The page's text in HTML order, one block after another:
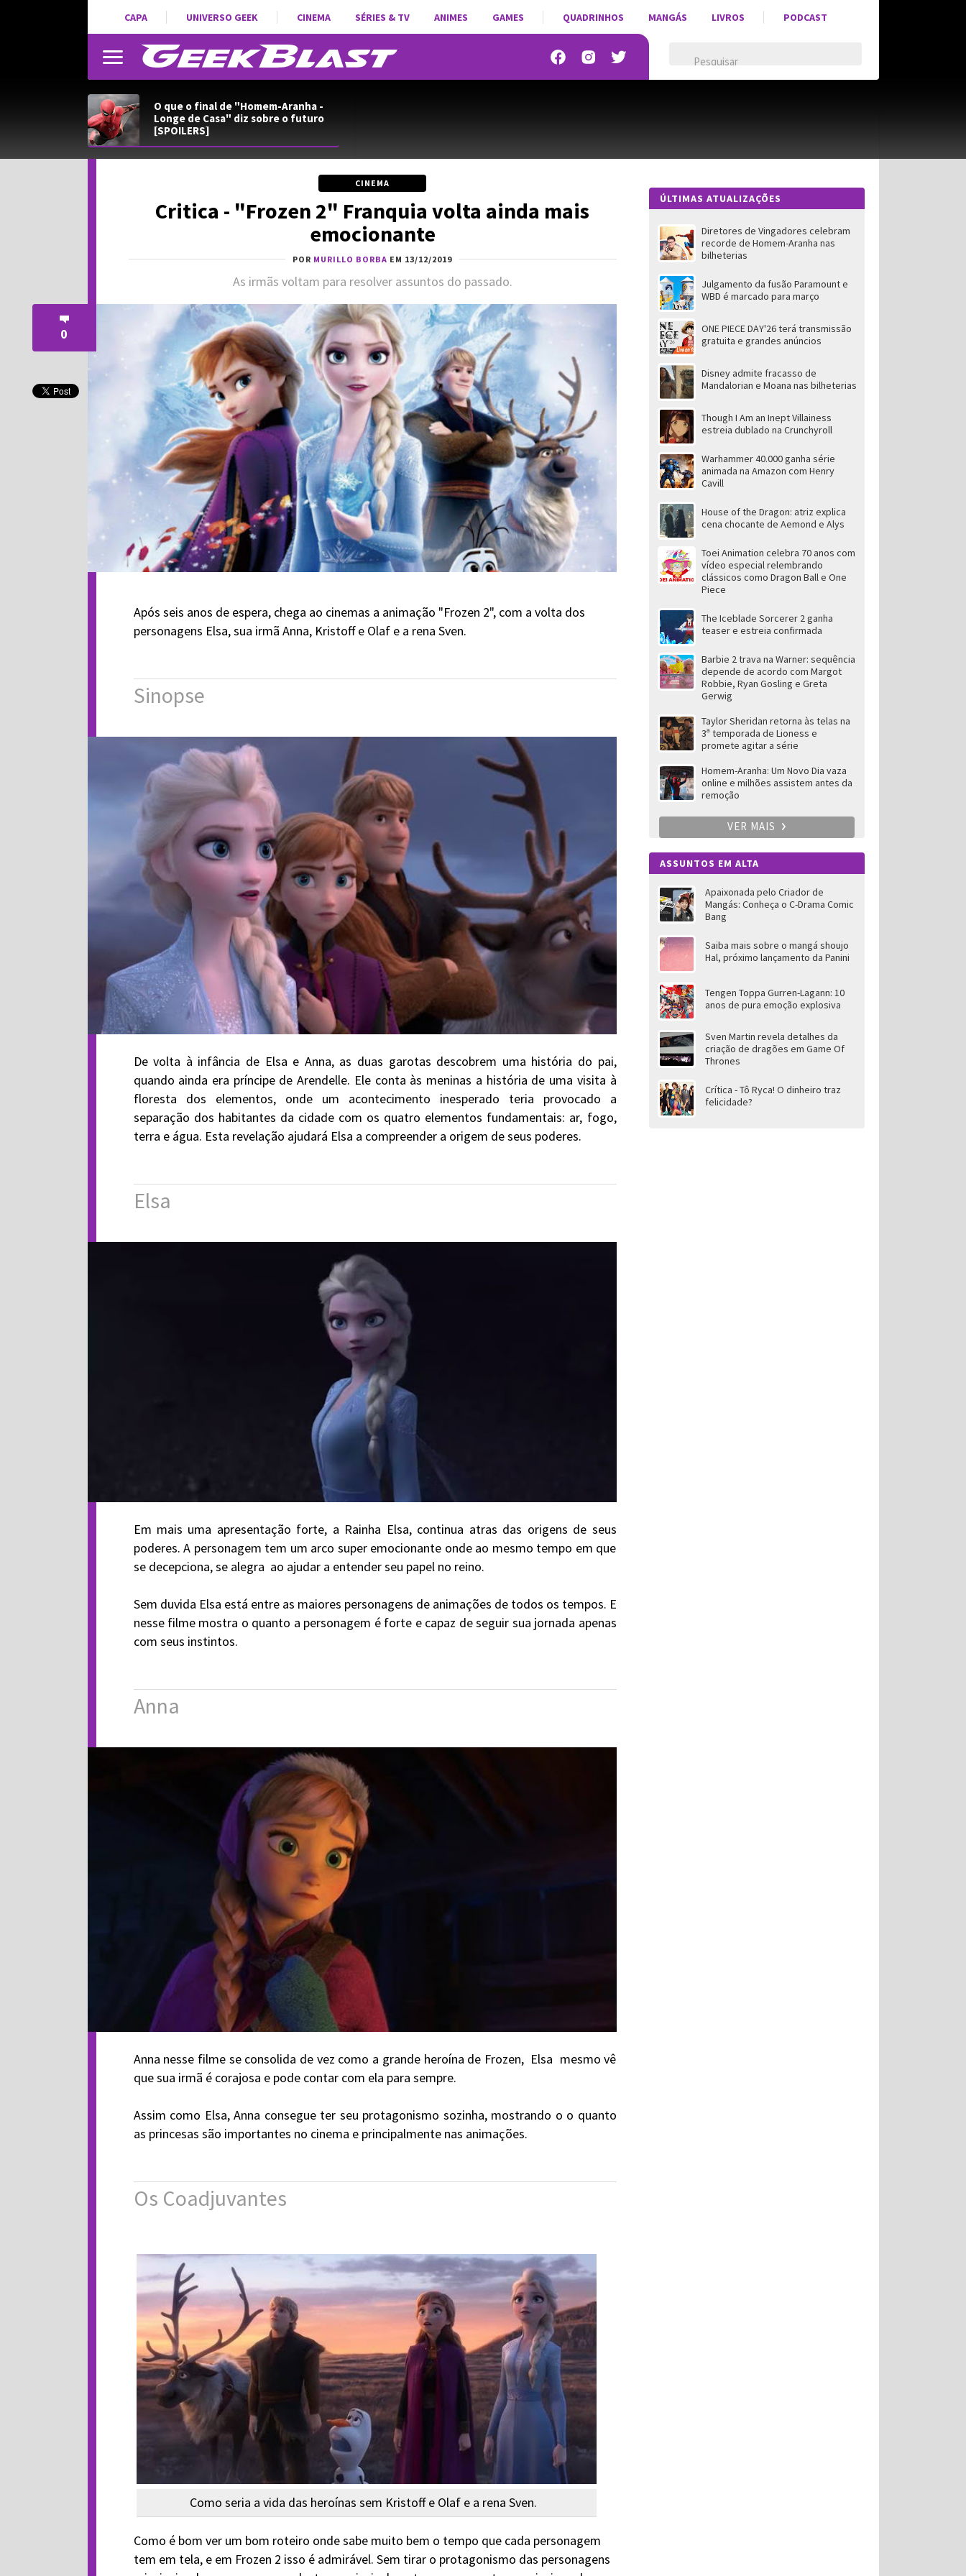
CAPA UNIVERSO GEEK CINEMA SÉRIES & TV ANIMES GAMES QUADRINHOS MANGÁS LIVROS PODCAST
O que o final de "Homem-Aranha -
Longe de Casa" diz sobre o futuro
[SPOILERS]
CINEMA
Critica - "Frozen 2" Franquia volta ainda mais
emocionante
POR MURILLO BORBA EM 13/12/2019
As irmãs voltam para resolver assuntos do passado.
Após seis anos de espera, chega ao cinemas a animação "Frozen 2", com a volta dos
personagens Elsa, sua irmã Anna, Kristoff e Olaf e a rena Sven.
Sinopse
De volta à infância de Elsa e Anna, as duas garotas descobrem uma história do pai,
quando ainda era príncipe de Arendelle. Ele conta às meninas a história de uma visita à
floresta dos elementos, onde um acontecimento inesperado teria provocado a
separação dos habitantes da cidade com os quatro elementos fundamentais: ar, fogo,
terra e água. Esta revelação ajudará Elsa a compreender a origem de seus poderes.
Elsa
Em mais uma apresentação forte, a Rainha Elsa, continua atras das origens de seus
poderes. A personagem tem um arco super emocionante onde ao mesmo tempo em que
se decepciona, se alegra ao ajudar a entender seu papel no reino.
Sem duvida Elsa está entre as maiores personagens de animações de todos os tempos. E
nesse filme mostra o quanto a personagem é forte e capaz de seguir sua jornada apenas
com seus instintos.
Anna
Anna nesse filme se consolida de vez como a grande heroína de Frozen, Elsa mesmo vê
que sua irmã é corajosa e pode contar com ela para sempre.
Assim como Elsa, Anna consegue ter seu protagonismo sozinha, mostrando o o quanto
as princesas são importantes no cinema e principalmente nas animações.
Os Coadjuvantes
Como seria a vida das heroínas sem Kristoff e Olaf e a rena Sven.
Como é bom ver um bom roteiro onde sabe muito bem o tempo que cada personagem
tem em tela, e em Frozen 2 isso é admirável. Sem tirar o protagonismo das personagens
0
ÚLTIMAS ATUALIZAÇÕES
Diretores de Vingadores celebram
recorde de Homem-Aranha nas
bilheterias
Julgamento da fusão Paramount e
WBD é marcado para março
ONE PIECE DAY'26 terá transmissão
gratuita e grandes anúncios
Disney admite fracasso de
Mandalorian e Moana nas bilheterias
Though I Am an Inept Villainess
estreia dublado na Crunchyroll
Warhammer 40.000 ganha série
animada na Amazon com Henry
Cavill
House of the Dragon: atriz explica
cena chocante de Aemond e Alys
Toei Animation celebra 70 anos com
vídeo especial relembrando
clássicos como Dragon Ball e One
Piece
The Iceblade Sorcerer 2 ganha
teaser e estreia confirmada
Barbie 2 trava na Warner: sequência
depende de acordo com Margot
Robbie, Ryan Gosling e Greta
Gerwig
Taylor Sheridan retorna às telas na
3ª temporada de Lioness e
promete agitar a série
Homem-Aranha: Um Novo Dia vaza
online e milhões assistem antes da
remoção
VER MAIS
ASSUNTOS EM ALTA
Apaixonada pelo Criador de
Mangás: Conheça o C-Drama Comic
Bang
Saiba mais sobre o mangá shoujo
Hal, próximo lançamento da Panini
Tengen Toppa Gurren-Lagann: 10
anos de pura emoção explosiva
Sven Martin revela detalhes da
criação de dragões em Game Of
Thrones
Crítica - Tô Ryca! O dinheiro traz
felicidade?